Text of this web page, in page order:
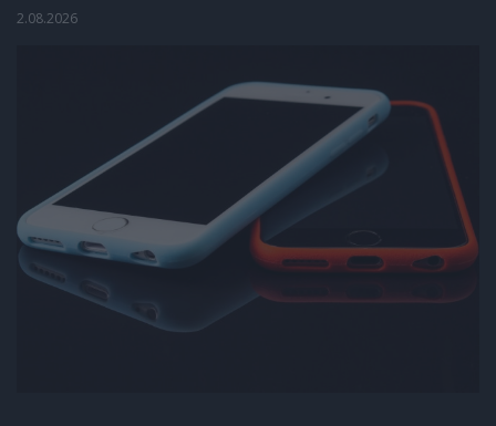
2.08.2026